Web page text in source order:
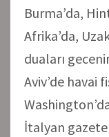
Burma’da,
Afrika’da,
duaları
Aviv’de havai
İtalyan